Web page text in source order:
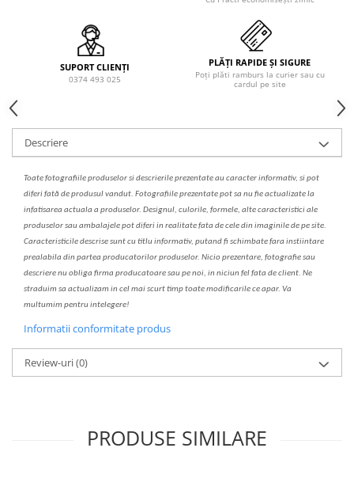
SUPORT CLIENȚI
0374 493 025
PLĂȚI RAPIDE ȘI SIGURE
Poți plăti ramburs la curier sau cu
cardul pe site
Descriere
Toate fotografiile produselorsidescrierileprezentate au caracter informativ, si pot
diferi fată de produsul vandut. Fotografiile prezentate pot sa nu fie actualizate la
infatisarea actuala a produselor. Designul, culorile, formele, alte caracteristici ale
produselor sau ambalajele pot diferi in realitate fata de cele din imaginile de pe site.
Caracteristicile descrise sunt cu titlu informativ, putand fi schimbate fara instiintare
prealabila din partea producatorilor produselor. Nicio prezentare, fotografie sau
descriere nu obliga firma producatoare sau pe noi, in niciun fel fata de client. Ne
straduim sa actualizam in cel mai scurt timp toate modificarile ce apar. Va
multumim pentru intelegere!
Informatii conformitate produs
Review-uri(0)
PRODUSE SIMILARE